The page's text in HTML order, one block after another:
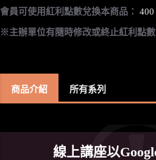
會員可使用紅利點數兌換本商品：
※主辦單位有隨時修改或終止紅利點數
商品介紹 所有系列
線上講座以